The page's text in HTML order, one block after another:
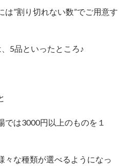
”割り切れない数”でご用意す
5品といったところ♪
では3000円以上のものを１
々な種類が選べるようになっ